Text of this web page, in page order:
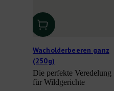
Wacholderbeeren ganz
(250g)
Die perfekte Veredelung
für Wildgerichte